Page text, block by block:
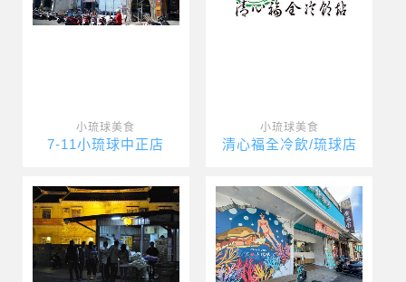
小琉球美食
7-11小琉球中正店
小琉球美食
清心福全冷飲/琉球店